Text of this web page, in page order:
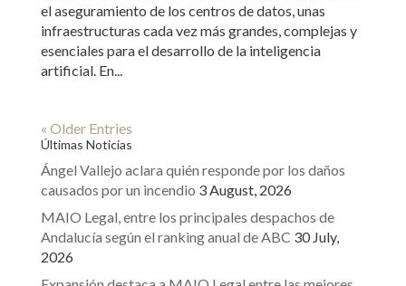
el aseguramiento de los centros de datos, unas
infraestructuras cada vez más grandes, complejas y
esenciales para el desarrollo de la inteligencia
artificial. En...
« Older Entries
Últimas Noticias
Ángel Vallejo aclara quién responde por los daños
causados por un incendio 3 August, 2026
MAIO Legal, entre los principales despachos de
Andalucía según el ranking anual de ABC 30 July,
2026